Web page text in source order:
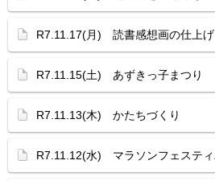
R7.11.17(月) 読書感想画の仕上げ
R7.11.15(土) あずきっ子まつり
R7.11.13(木) かたちづくり
R7.11.12(水) マラソンフェステ